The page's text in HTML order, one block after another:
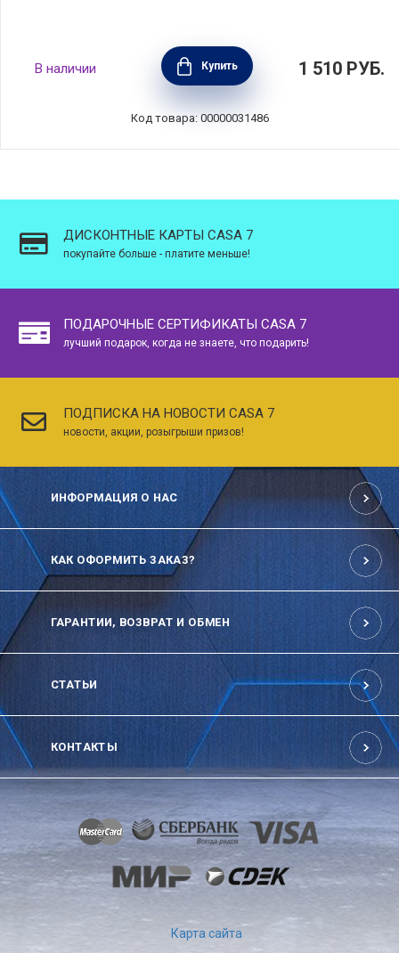
Набор из 2 прихваток My Utensil, силикон,
Barazzoni, Италия, 8011069705
В наличии Купить 1 510 РУБ.
Код товара: 00000031486
ДИСКОНТНЫЕ КАРТЫ CASA 7
покупайте больше - платите меньше!
ПОДАРОЧНЫЕ СЕРТИФИКАТЫ CASA 7
лучший подарок, когда не знаете, что подарить!
ПОДПИСКА НА НОВОСТИ CASA 7
новости, акции, розыгрыши призов!
ИНФОРМАЦИЯ О НАС
КАК ОФОРМИТЬ ЗАКАЗ?
ГАРАНТИИ, ВОЗВРАТ И ОБМЕН
СТАТЬИ
КОНТАКТЫ
Карта сайта